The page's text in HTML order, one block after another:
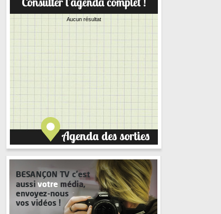
Aucun résultat